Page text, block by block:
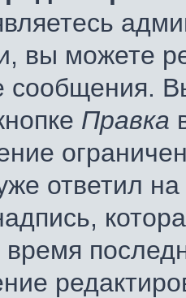
вы можете
сообщения.
Правка
ответил
время